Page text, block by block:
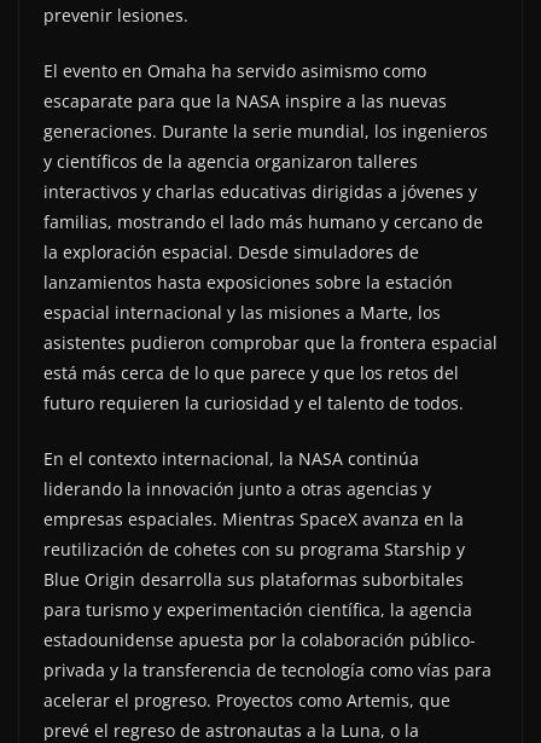
prevenir lesiones.
El evento en Omaha ha servido asimismo como
escaparate para que la NASA inspire a las nuevas
generaciones. Durante la serie mundial, los ingenieros
y científicos de la agencia organizaron talleres
interactivos y charlas educativas dirigidas a jóvenes y
familias, mostrando el lado más humano y cercano de
la exploración espacial. Desde simuladores de
lanzamientos hasta exposiciones sobre la estación
espacial internacional y las misiones a Marte, los
asistentes pudieron comprobar que la frontera espacial
está más cerca de lo que parece y que los retos del
futuro requieren la curiosidad y el talento de todos.
En el contexto internacional, la NASA continúa
liderando la innovación junto a otras agencias y
empresas espaciales. Mientras SpaceX avanza en la
reutilización de cohetes con su programa Starship y
Blue Origin desarrolla sus plataformas suborbitales
para turismo y experimentación científica, la agencia
estadounidense apuesta por la colaboración público-
privada y la transferencia de tecnología como vías para
acelerar el progreso. Proyectos como Artemis, que
prevé el regreso de astronautas a la Luna, o la